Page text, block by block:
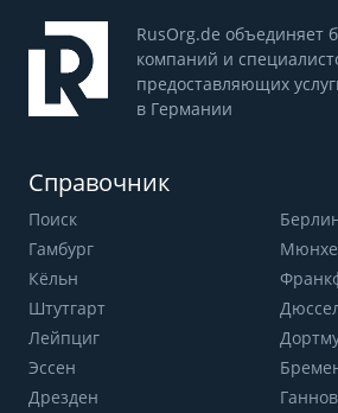
RusOrg.de объединяет
компаний и
предоставляющих
в Германии
Справочник
Поиск
Гамбург
Кёльн
Штутгарт
Лейпциг
Эссен
Дрезден